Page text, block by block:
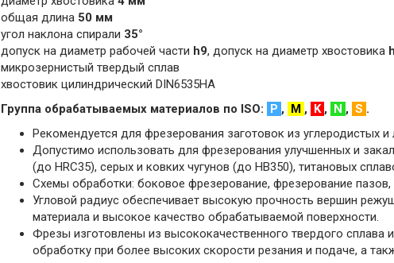
общая длина 50 мм
угол наклона спирали 35°
допуск на диаметр рабочей части h9, допуск на диаметр хвостовика
микрозернистый твердый сплав
хвостовик цилиндрический DIN6535HA
Группа обрабатываемых материалов по ISO: P , M , K , N , S .
Рекомендуется для фрезерования заготовок из углеродистых
Допустимо использовать для фрезерования улучшенных и
(до HRC35), серых и ковких чугунов (до HB350), титановых
Схемы обработки: боковое фрезерование, фрезерование
Угловой радиус обеспечивает высокую прочность вершин
материала и высокое качество обрабатываемой поверхности.
Фрезы изготовлены из высококачественного твердого сплава
обработку при более высоких скорости резания и подаче, а